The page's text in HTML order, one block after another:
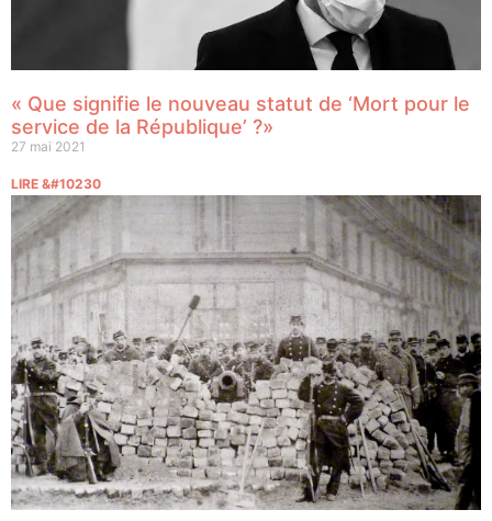
« Que signifie le nouveau statut de ‘Mort pour le
service de la République’ ?»
27 mai 2021
LIRE &#10230